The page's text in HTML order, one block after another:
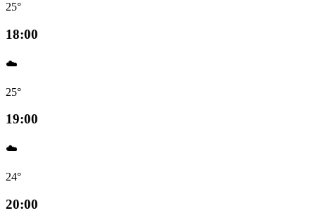
25°
18:00
☁️
25°
19:00
☁️
24°
20:00